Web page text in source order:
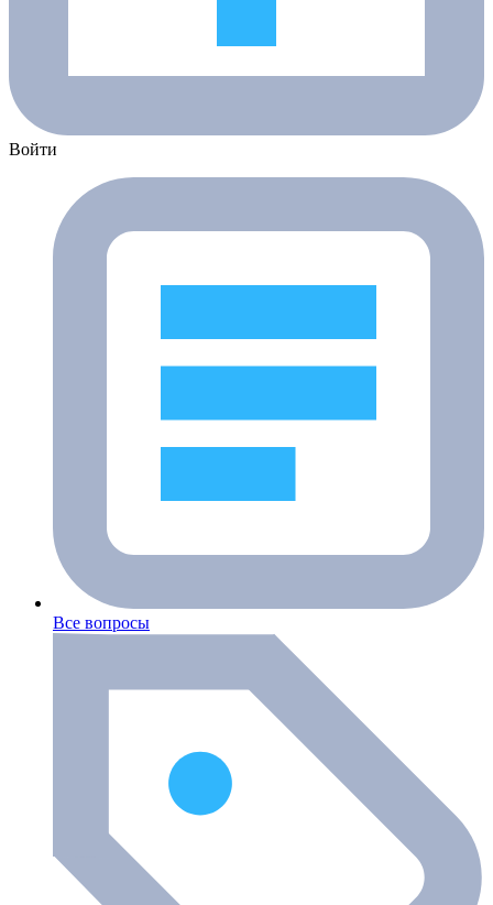
Войти
Все вопросы